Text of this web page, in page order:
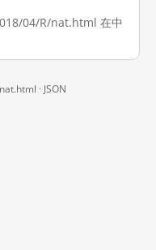
04/R/nat.html 在中
· JSON